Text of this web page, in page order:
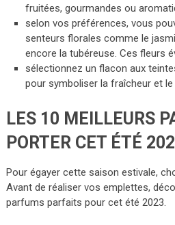
fruitées, gourmandes ou
selon vos préférences, vous
senteurs florales comme le
encore la tubéreuse. Ces fleurs
sélectionnez un flacon aux
pour symboliser la fraîcheur et le
LES 10 MEILLEURS
PORTER CET ÉTÉ
Pour égayer cette saison estivale,
Avant de réaliser vos emplettes,
parfums parfaits pour cet été 2023.